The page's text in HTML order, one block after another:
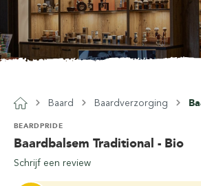
Baard Baardverzorging
Baardbalsem Traditional - Bio
BEARDPRIDE
Schrijf een review